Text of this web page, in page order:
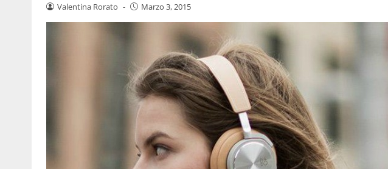
Valentina Rorato - Marzo 3, 2015